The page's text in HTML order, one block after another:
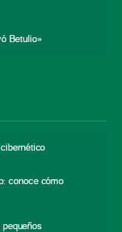
Betulio»
conoce cómo